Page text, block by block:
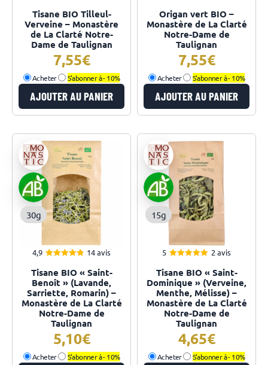
sur 5
Tisane BIO Tilleul-
Verveine – Monastère
de La Clarté Notre-
Dame de Taulignan
7,55
Acheter S'abonner à -10%
AJOUTER AU PANIER
sur 5
Origan vert BIO –
Monastère de La Clarté
Notre-Dame de
Taulignan
7,55
Acheter S'abonner à -10%
AJOUTER AU PANIER
30g
4,9
sur 5
14 avis
Tisane BIO « Saint-
Benoît » (Lavande,
Sarriette, Romarin) –
Monastère de La Clarté
Notre-Dame de
Taulignan
5,10
Acheter S'abonner à -10%
15g
5
sur 5
2 avis
Tisane BIO « Saint-
Dominique » (Verveine,
Menthe, Mélisse) –
Monastère de La Clarté
Notre-Dame de
Taulignan
4,65
Acheter S'abonner à -10%